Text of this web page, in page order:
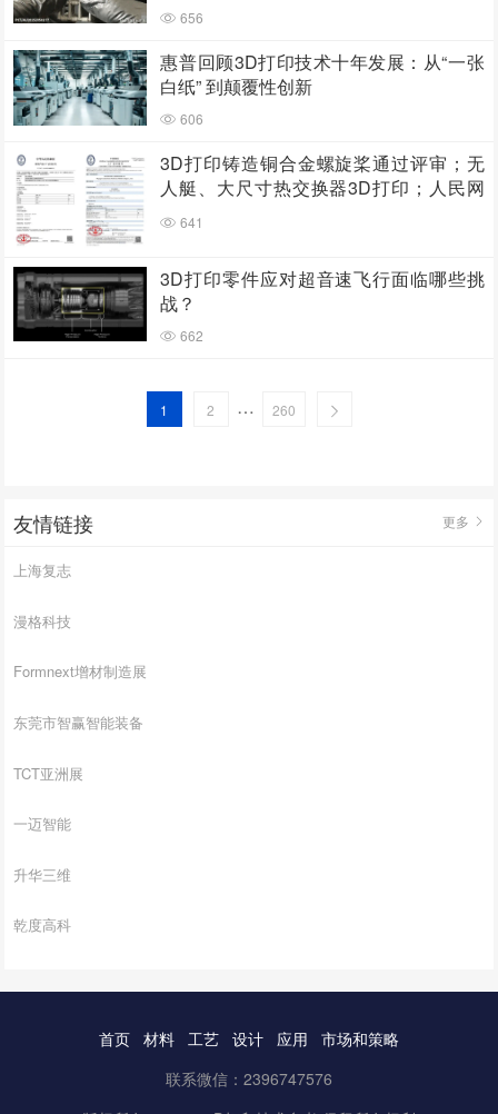
656
惠普回顾3D打印技术十年发展：从“一张
白纸” 到颠覆性创新
606
3D打印铸造铜合金螺旋桨通过评审；无
人艇、大尺寸热交换器3D打印；人民网
报道两家3D打印企业
641
3D打印零件应对超音速飞行面临哪些挑
战？
662
1 2 … 260
友情链接 更多
上海复志
漫格科技
Formnext增材制造展
东莞市智赢智能装备
TCT亚洲展
一迈智能
升华三维
乾度高科
首页 材料 工艺 设计 应用
市场和策略
联系微信：2396747576